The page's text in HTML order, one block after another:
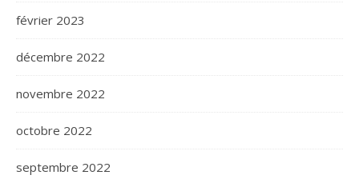
février 2023
décembre 2022
novembre 2022
octobre 2022
septembre 2022